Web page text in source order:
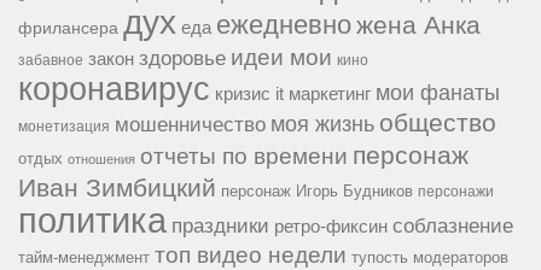
фрилансера дух еда ежедневножена Анка
забавное закон здоровье идеи мои кино
коронавирус кризис it маркетинг мои фанаты
монетизация мошенничество моя жизнь общество
отдых отношения отчеты по времени персонаж
Иван Зимбицкий персонаж Игорь Будников персонажи
политика праздники ретро-фиксин соблазнение
тайм-менеджмент топ видео недели тупость модераторов